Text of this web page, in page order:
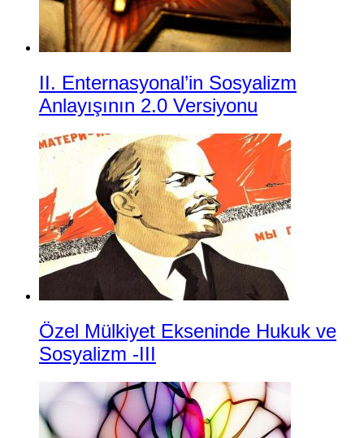
II. Enternasyonal’in Sosyalizm
Anlayışının 2.0 Versiyonu
Özel Mülkiyet Ekseninde Hukuk ve
Sosyalizm -III